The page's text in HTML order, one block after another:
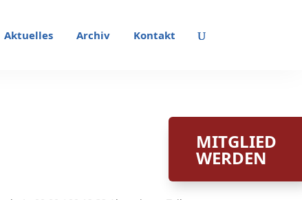
Aktuelles Archiv Kontakt
MITGLIED
WERDEN